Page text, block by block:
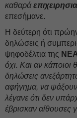
καθαρά
επεσήμανε.
Η δεύτερη ότι
δηλώσεις ή
ψηφοδέλτια της
όχι. Και αν
δηλώσεις
αφήγημα, να
λέγανε ότι δεν
έβρισκαν αίθουσες